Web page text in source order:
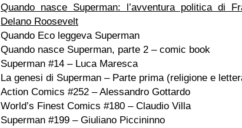
Quando nasce Superman: l’avventura politica di
Delano Roosevelt
Quando Eco leggeva Superman
Quando nasce Superman, parte 2 – comic book
Superman #14 – Luca Maresca
La genesi di Superman – Parte prima (religione e
Action Comics #252 – Alessandro Gottardo
World’s Finest Comics #180 – Claudio Villa
Superman #199 – Giuliano Piccininno